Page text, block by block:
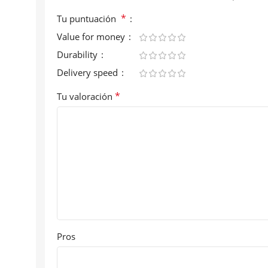
Tu puntuación *
Value for money
Durability
Delivery speed
Tu valoración *
Pros